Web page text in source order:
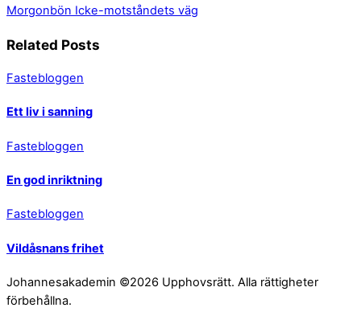
Morgonbön Icke-motståndets väg
Related Posts
Fastebloggen
Ett liv i sanning
Fastebloggen
En god inriktning
Fastebloggen
Vildåsnans frihet
Johannesakademin ©2026 Upphovsrätt. Alla rättigheter
förbehållna.